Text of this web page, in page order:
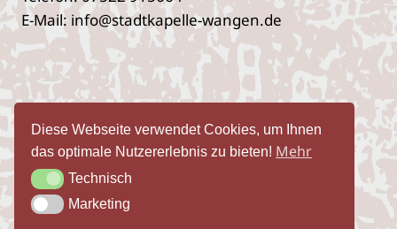
E‑Mail: info@stadtkapelle-wangen.de
Öffent­lich­keits­ar­beit
Diese Webseite verwendet Cookies, um Ihnen
das optimale Nutzererlebnis zu bieten! Mehr
TechnischTechnisch
MarketingMarketing